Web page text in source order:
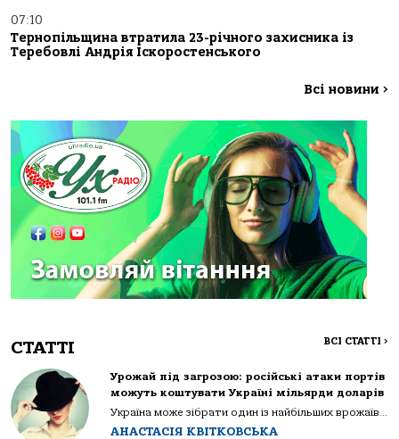
07:10
Тернопільщина втратила 23-річного захисника із
Теребовлі Андрія Іскоростенського
Всі новини >
СТАТТІ ВСІ СТАТТІ >
Урожай під загрозою: російські атаки портів
можуть коштувати Україні мільярди доларів
Україна може зібрати один із найбільших врожаїв...
АНАСТАСІЯ КВІТКОВСЬКА